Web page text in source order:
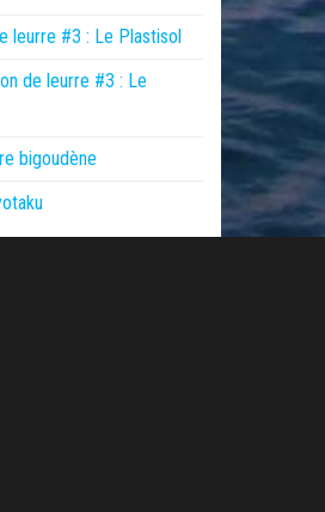
leurre #3 : Le Plastisol
de leurre #3 : Le
bigoudène